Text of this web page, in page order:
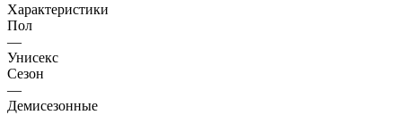
Характеристики
Пол
—
Унисекс
Сезон
—
Демисезонные